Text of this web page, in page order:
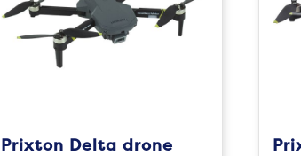
Prixton Delta drone